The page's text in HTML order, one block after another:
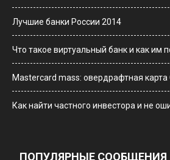
Лучшие банки России 2014
Что такое виртуальный банк и как им
Мastercard mass: овердрафтная карта
Как найти частного инвестора и не
ПОПУЛЯРНЫЕ СООБЩЕНИЯ